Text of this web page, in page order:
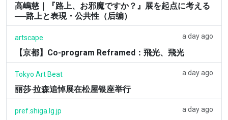
高嶋慈｜『路上、お邪魔ですか？』展を起点に考える
──路上と表現・公共性（后编）
artscape a day ago
【京都】Co-program Reframed：飛光、飛光
Tokyo Art Beat a day ago
丽莎·拉森追悼展在松屋银座举行
pref.shiga.lg.jp a day ago